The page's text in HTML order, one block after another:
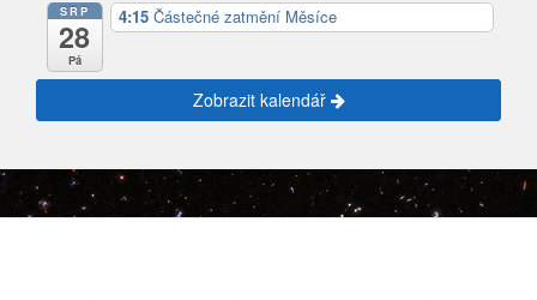
SRP
28
Pá
4:15 Částečné zatmění Měsíce
Zobrazit kalendář